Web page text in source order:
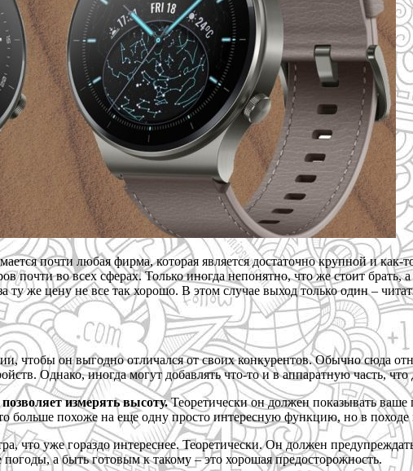
почти любая фирма, которая является достаточно крупной и
почти во всех сферах. Только иногда непонятно, что же стоит
ту же цену не все так хорошо. В этом случае выход только один –
чтобы он выгодно отличался от своих конкурентов. Обычно сюда
Однако, иногда могут добавлять что-то и в аппаратную часть,
измерять высоту.Теоретически он должен показывать
больше похоже на еще одну просто интересную функцию, но в
что уже гораздо интереснее. Теоретически. Он должен
а быть готовым к такому – это хорошая предосторожность.